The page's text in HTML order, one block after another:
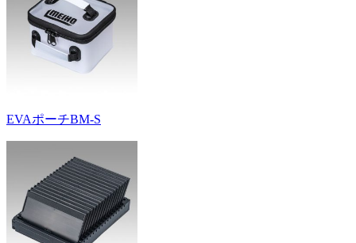
EVAポーチBM-S